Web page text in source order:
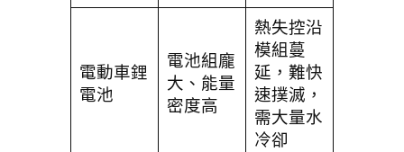
電動車鋰
電池
電池組龐
大、能量
密度高
熱失控沿
模組蔓
延，難快
速撲滅，
需大量水
冷卻